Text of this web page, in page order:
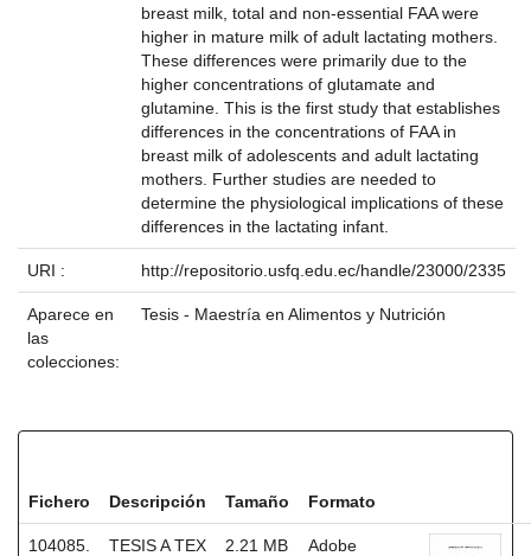
breast milk, total and non-essential FAA were
higher in mature milk of adult lactating mothers.
These differences were primarily due to the
higher concentrations of glutamate and
glutamine. This is the first study that establishes
differences in the concentrations of FAA in
breast milk of adolescents and adult lactating
mothers. Further studies are needed to
determine the physiological implications of these
differences in the lactating infant.
URI : http://repositorio.usfq.edu.ec/handle/23000/2335
Aparece en
las
colecciones:
Tesis - Maestría en Alimentos y Nutrición
Fichero Descripción Tamaño Formato
104085.
TESIS A TEX
2.21 MB
Adobe